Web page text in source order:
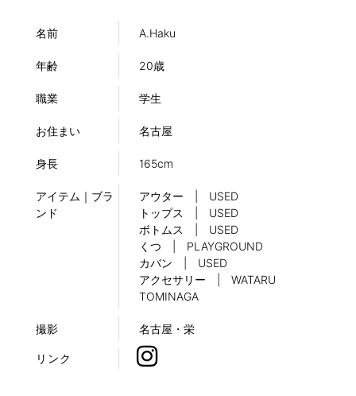
名前 A.Haku
年齢 20歳
職業 学生
お住まい 名古屋
身長 165cm
アイテム｜ブラ
ンド
アウター | USED
トップス | USED
ボトムス | USED
くつ | PLAYGROUND
カバン | USED
アクセサリー | WATARU
TOMINAGA
撮影 名古屋・栄
リンク